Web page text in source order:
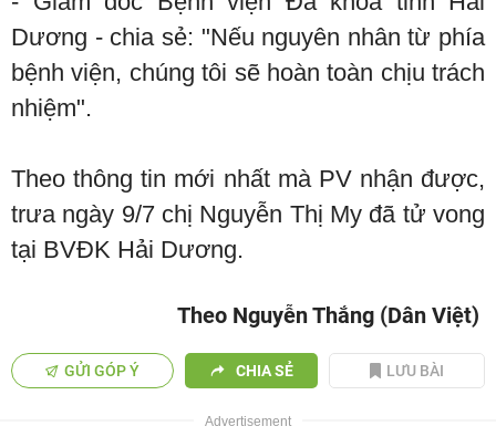
Dương - chia sẻ: "Nếu nguyên nhân từ phía
bệnh viện, chúng tôi sẽ hoàn toàn chịu trách
nhiệm".
Theo thông tin mới nhất mà PV nhận được,
trưa ngày 9/7 chị Nguyễn Thị My đã tử vong
tại BVĐK Hải Dương.
Theo Nguyễn Thắng (Dân Việt)
GỬI GÓP Ý CHIA SẺ LƯU BÀI